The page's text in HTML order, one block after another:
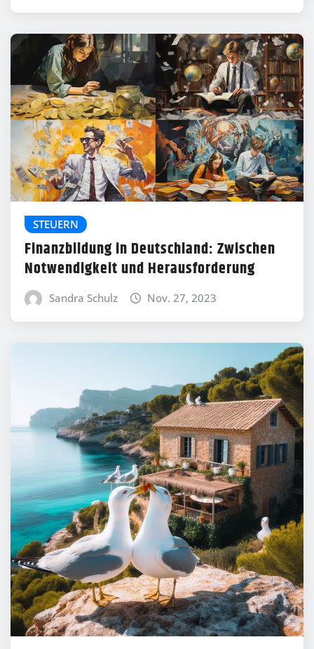
STEUERN
Finanzbildung in Deutschland: Zwischen
Notwendigkeit und Herausforderung
Sandra Schulz Nov. 27, 2023